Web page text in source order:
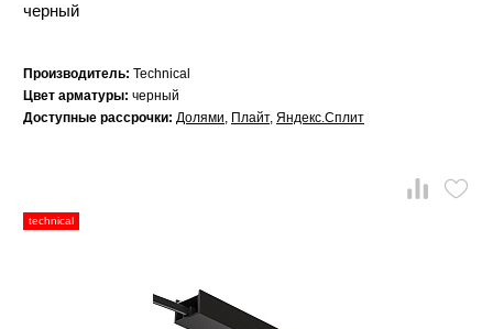
черный
Производитель: Technical
Цвет арматуры: черный
Доступные рассрочки: Долями, Плайт, Яндекс.Сплит
technical